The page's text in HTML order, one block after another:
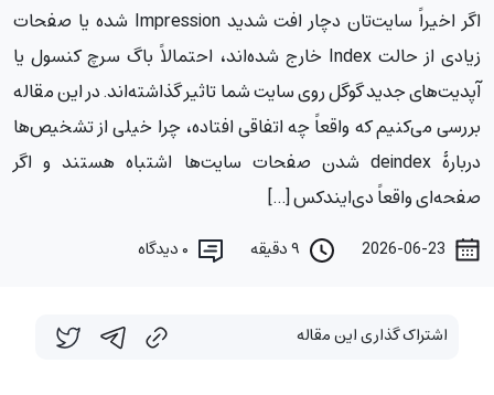
اگر اخیراً سایت‌تان دچار افت شدید Impression شده یا صفحات
زیادی از حالت Index خارج شده‌اند، احتمالاً باگ سرچ کنسول یا
آپدیت‌های جدید گوگل روی سایت شما تاثیر گذاشته‌اند. در این مقاله
بررسی می‌کنیم که واقعاً چه اتفاقی افتاده، چرا خیلی از تشخیص‌ها
دربارۀ deindex شدن صفحات سایت‌ها اشتباه هستند و اگر
صفحه‌ای واقعاً دی‌ایندکس […]
دیدگاه
اشتراک گذاری این مقاله